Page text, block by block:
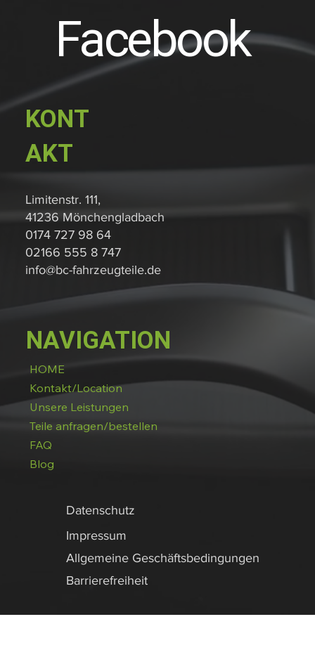
Facebook
Datenschutz
Impressum
Allgemeine Geschäftsbedingungen
Barrierefreiheit
NAVIGATION
HOME
Kontakt/Location
Unsere Leistungen
Teile anfragen/bestellen
FAQ
Blog
KONT
AKT
Limitenstr. 111,
41236 Mönchengladbach
0174 727 98 64
02166 555 8 747
info@bc-fahrzeugteile.de